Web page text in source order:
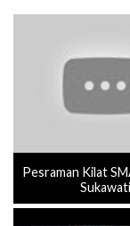
Pesraman Kilat
Sukawati